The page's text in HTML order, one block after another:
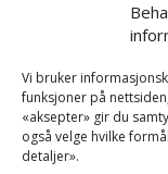
Vi bruker
funksjoner på
«aksepter» gir du
også velge hvilke
detaljer».Kusignal